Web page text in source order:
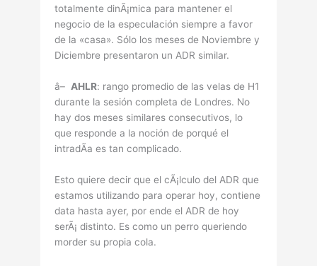
totalmente dinÃ¡mica para mantener el
negocio de la especulación siempre a favor
de la «casa». Sólo los meses de Noviembre y
Diciembre presentaron un ADR similar.
â– AHLR: rango promedio de las velas de H1
durante la sesión completa de Londres. No
hay dos meses similares consecutivos, lo
que responde a la noción de porqué el
intradÃ­a es tan complicado.
Esto quiere decir que el cÃ¡lculo del ADR que
estamos utilizando para operar hoy, contiene
data hasta ayer, por ende el ADR de hoy
serÃ¡ distinto. Es como un perro queriendo
morder su propia cola.